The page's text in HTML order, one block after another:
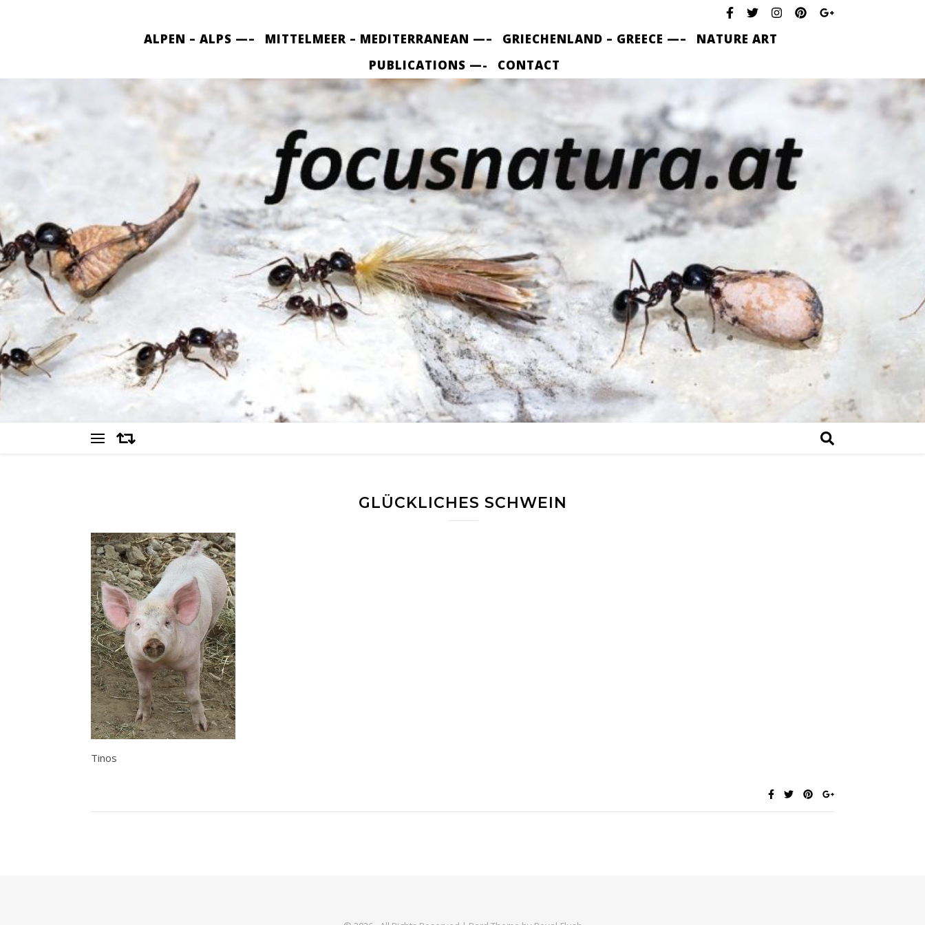
ALPEN – ALPS —– MITTELMEER – MEDITERRANEAN —– GRIECHENLAND – GREECE —–
NATURE ART
PUBLICATIONS —-
CONTACT
GLÜCKLICHES SCHWEIN
Tinos